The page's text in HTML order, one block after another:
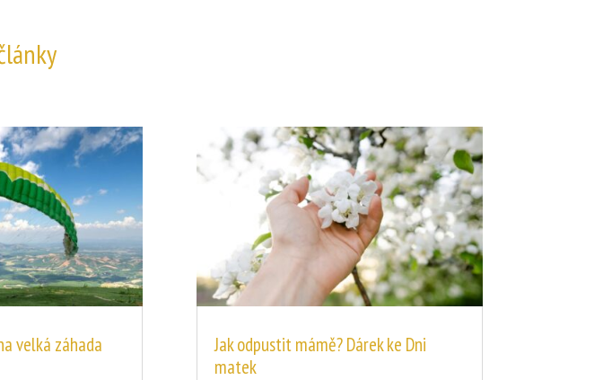
velká záhada
Jak odpustit mámě? Dárek ke Dni
matek